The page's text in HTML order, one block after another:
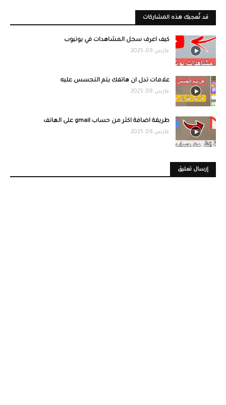
قد تُعجبك هذه المشاركات
كيف اعرف سجل المشاهدات في يوتيوب
مارس 09, 2025
علامات تدل ان هاتفك يتم التجسس عليه
مارس 08, 2025
طريقة اضافة اكثر من حساب gmail على الهاتف
مارس 08, 2025
إرسال تعليق